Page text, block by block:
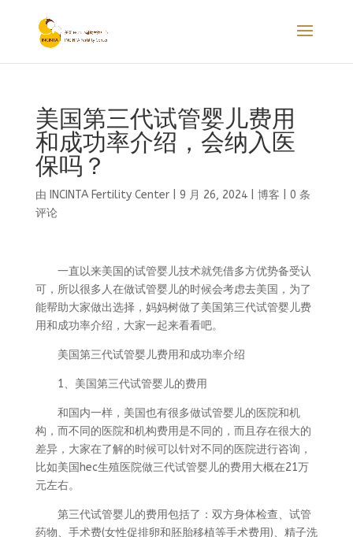
美国第三代试管婴儿费用
和成功率介绍，会纳入医
保吗？
由 INCINTA Fertility Center| 9 月 26, 2024| 博客
0 条
评论
一直以来美国的试管婴儿技术就凭借多方优势备受认
可，所以很多人在做试管婴儿的时候会考虑去美国，为了
能帮助大家做出选择，妈妈树做了美国第三代试管婴儿费
用和成功率介绍，大家一起来看看吧。
美国第三代试管婴儿费用和成功率介绍
1、美国第三代试管婴儿的费用
和国内一样，美国也有很多做试管婴儿的医院和机
构，而不同的医院和机构费用是不同的，而且存在很大的
差异，大家在了解的时候可以针对不同的医院进行咨询，
比如美国hec生殖医院做三代试管婴儿的费用大概在21万
元左右。
第三代试管婴儿的费用包括了：双方身体检查、试管
药物、手术费(女性促排卵和胚胎移植等手术费用)、精子洗